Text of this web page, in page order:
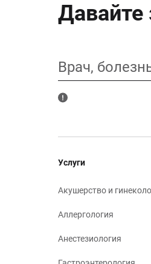
Давайте
Врач,
Услуги
Акушерство и
Аллергология
Анестезиология